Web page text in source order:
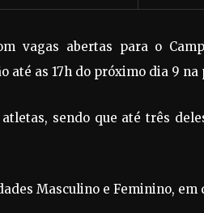
vagas abertas para o
as 17h do próximo dia 9 na
sendo que até três
Masculino e Feminino, em